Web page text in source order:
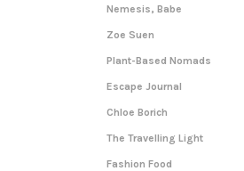
Nemesis, Babe
Zoe Suen
Plant-Based Nomads
Escape Journal
Chloe Borich
The Travelling Light
Fashion Food